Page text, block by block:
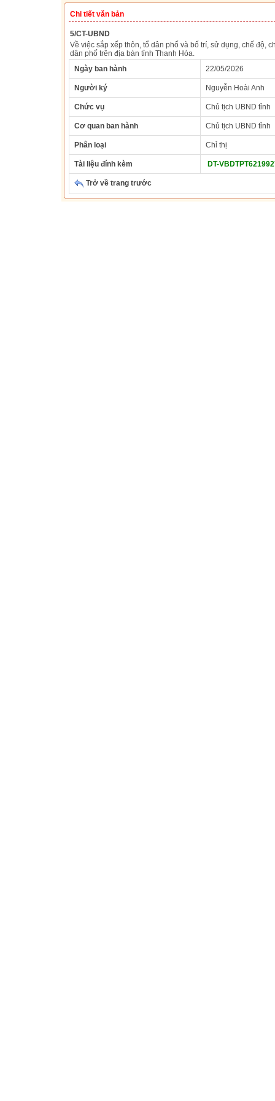
Chi tiết văn bản
5/CT-UBND
Về việc sắp xếp thôn, tổ dân phố và bố trí, sử dụng, chế độ,
dân phố trên địa bàn tỉnh Thanh Hóa.
Ngày ban hành
22/05/2026
Người ký Nguyễn Hoài Anh
Chức vụ Chủ tịch UBND tỉnh
Cơ quan ban hành Chủ tịch UBND tỉnh
Phân loại Chỉ thị
Tài liệu đính kèm DT-
Trở về trang trước